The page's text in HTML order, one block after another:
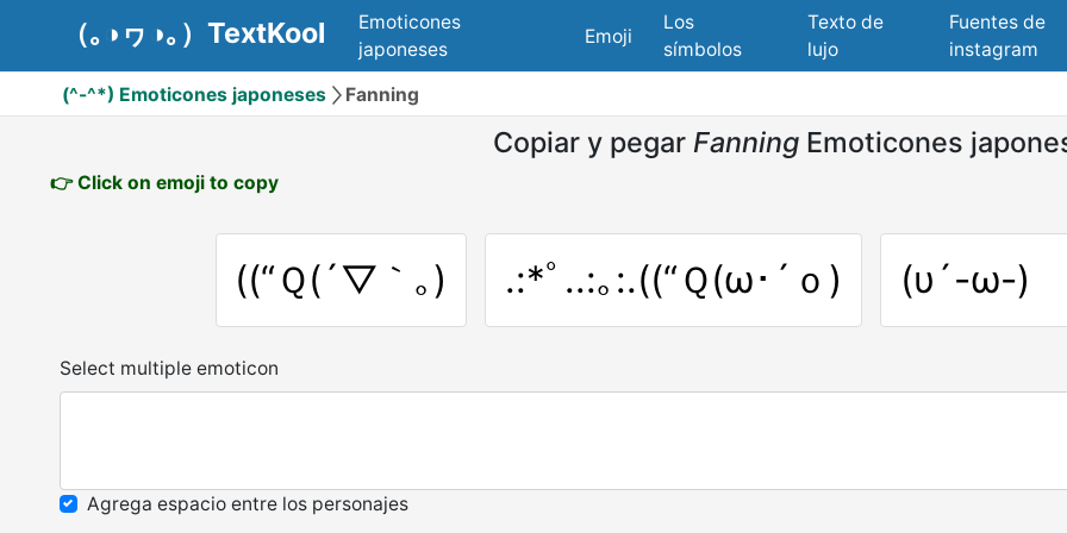
（｡◑ヮ◑｡）TextKool
Emoticones
japoneses
Emoji
Los
símbolos
Texto de
lujo
Fuentes de
instagram
(^-^*) Emoticones japoneses
Fanning
Copiar y pegar Fanning Emoticones
👉 Click on emoji to copy
((“Ｑ(´▽｀｡) .:*ﾟ..:｡:.((“Ｑ(ω･´ｏ) (υ´-ω-)
Select multiple emoticon
Agrega espacio entre los personajes